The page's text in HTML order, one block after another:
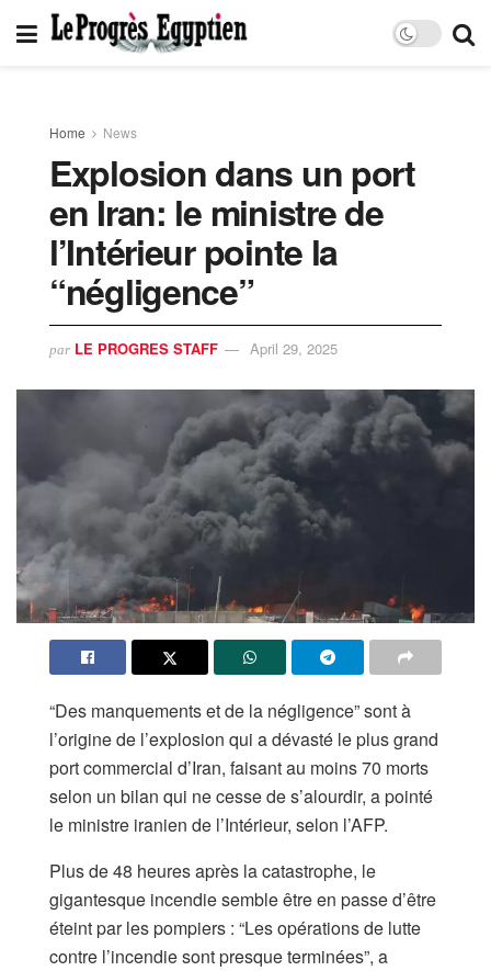
Home News
Explosion dans un port
en Iran: le ministre de
l’Intérieur pointe la
“négligence”
par LE PROGRES STAFF April 29, 2025
“Des manquements et de la négligence” sont à
l’origine de l’explosion qui a dévasté le plus grand
port commercial d’Iran, faisant au moins 70 morts
selon un bilan qui ne cesse de s’alourdir, a pointé
le ministre iranien de l’Intérieur, selon l’AFP.
Plus de 48 heures après la catastrophe, le
gigantesque incendie semble être en passe d’être
éteint par les pompiers : “Les opérations de lutte
contre l’incendie sont presque terminées”, a